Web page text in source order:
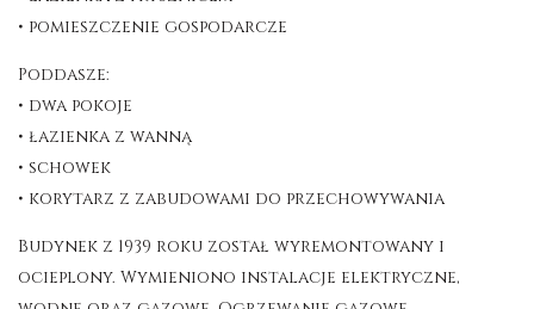
• pomieszczenie gospodarcze
Poddasze:
• dwa pokoje
• łazienka z wanną
• schowek
• korytarz z zabudowami do przechowywania
Budynek z 1939 roku został wyremontowany i
ocieplony. Wymieniono instalacje elektryczne,